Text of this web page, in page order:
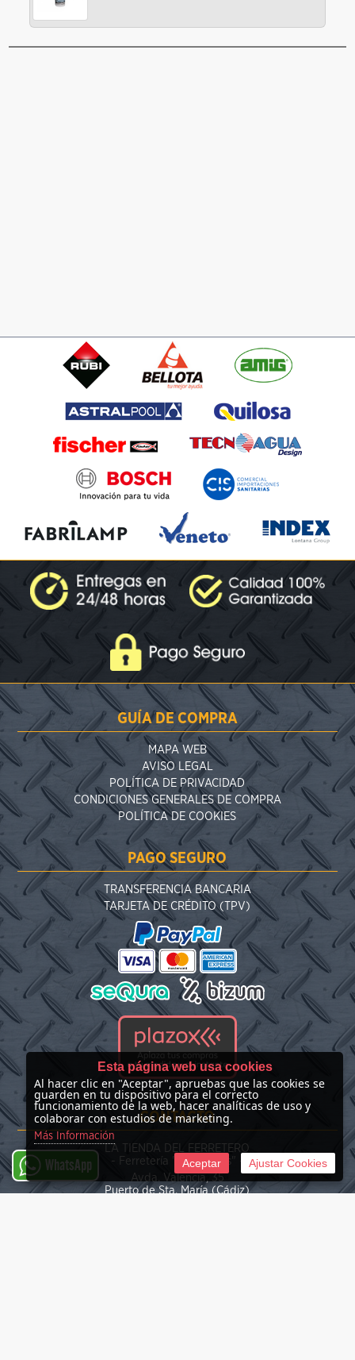
GUÍA DE COMPRA
MAPA WEB
AVISO LEGAL
POLÍTICA DE PRIVACIDAD
CONDICIONES GENERALES DE COMPRA
POLÍTICA DE COOKIES
PAGO SEGURO
TRANSFERENCIA BANCARIA
TARJETA DE CRÉDITO (TPV)
CONTACTO
LA TIENDA DEL FERRETERO
- Ferretería "Las Nieves" -
Avda. Valencia, 35
Puerto de Sta. María (Cádiz)
WhatsApp
Esta página web usa cookies
Al hacer clic en "Aceptar", apruebas que las cookies se
guarden en tu dispositivo para el correcto
funcionamiento de la web, hacer analíticas de uso y
colaborar con estudios de marketing.
Más Información
Aceptar Ajustar Cookies